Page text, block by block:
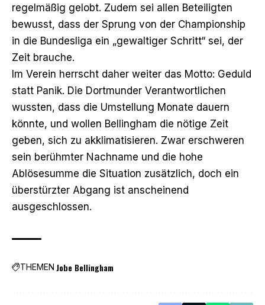
regelmäßig gelobt. Zudem sei allen Beteiligten
bewusst, dass der Sprung von der Championship
in die Bundesliga ein „gewaltiger Schritt“ sei, der
Zeit brauche.
Im Verein herrscht daher weiter das Motto: Geduld
statt Panik. Die Dortmunder Verantwortlichen
wussten, dass die Umstellung Monate dauern
könnte, und wollen Bellingham die nötige Zeit
geben, sich zu akklimatisieren. Zwar erschweren
sein berühmter Nachname und die hohe
Ablösesumme die Situation zusätzlich, doch ein
überstürzter Abgang ist anscheinend
ausgeschlossen.
THEMEN Jobe Bellingham